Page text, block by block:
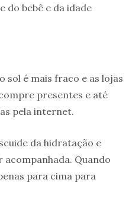
do bebê e da idade
sol é mais fraco e as lojas
presentes e até
pela internet.
da hidratação e
acompanhada. Quando
para cima para